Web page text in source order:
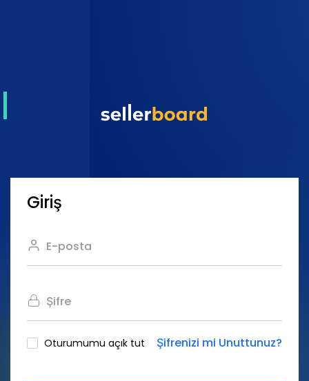
Giriş
Oturumumu açık tut Şifrenizi mi Unuttunuz?